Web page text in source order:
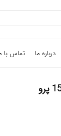
درباره ما تماس با